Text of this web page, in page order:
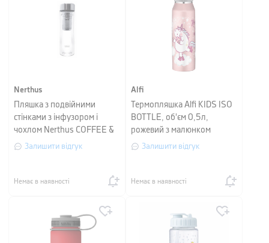
Nerthus
Пляшка з подвійними
стінками з інфузором і
чохлом Nerthus COFFEE &
TEA, об'єм 0,35 л,
Залишити відгук
Немає в наявності
Alfi
Термопляшка Alfi KIDS ISO
BOTTLE, об'єм 0,5л,
рожевий з малюнком
Залишити відгук
Немає в наявності